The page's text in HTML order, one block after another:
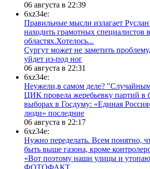
06 августа в 22:39
6xz34e:
Правильные мысли излагает
находить грамотных специалистов
областях.Хотелось...
Сургут может не заметить
уйдет из-под ног
06 августа в 22:31
6xz34e:
Неужели,в самом деле?
ЦИК провела жеребьевку партий в
выборах в Госдуму: «Единая
люди» последние
06 августа в 22:17
6xz34e:
Нужно переделать. Всем понятно,
быть выше газона, кроме
«Вот поэтому наши улицы и
ФОТОФАКТ